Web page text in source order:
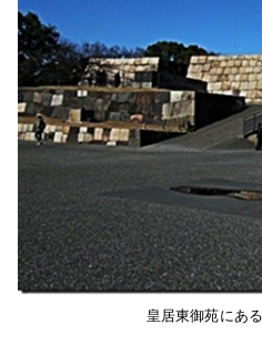
皇居東御苑にあ